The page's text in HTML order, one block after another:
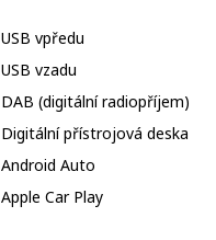
USB vpředu
USB vzadu
DAB (digitální radiopříjem)
Digitální přístrojová deska
Android Auto
Apple Car Play